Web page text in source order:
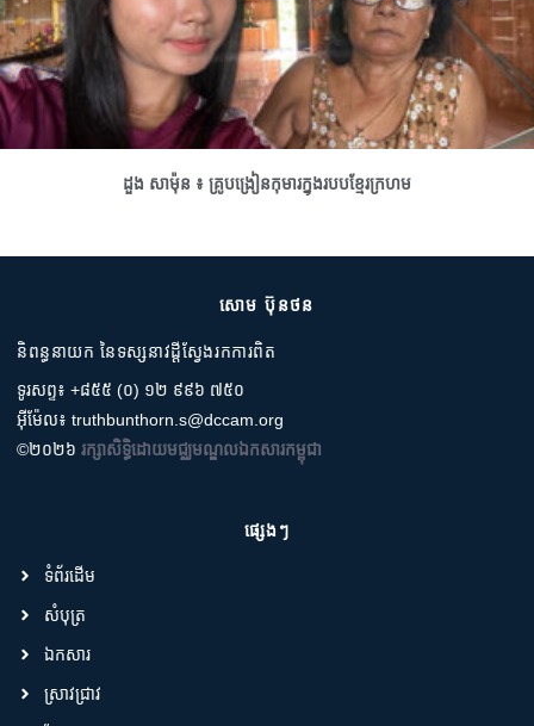
ដួង សាម៉ុន ៖ គ្រូបង្រៀនកុមារក្នុងរបបខ្មែរក្រហម
សោម ប៊ុនថន
និពន្ធនាយក នៃទស្សនាវដ្តីស្វែងរកការពិត
ទូរសព្ទ៖ +៨៥៥ (០) ១២ ៩៩៦ ៧៥០
អ៊ីម៉ែល៖ truthbunthorn.s@dccam.org
©២០២៦ រក្សាសិទ្ធិដោយមជ្ឈមណ្ឌលឯកសារកម្ពុជា
ផ្សេងៗ
ទំព័រដើម
សំបុត្រ
ឯកសារ
ស្រាវជ្រាវ